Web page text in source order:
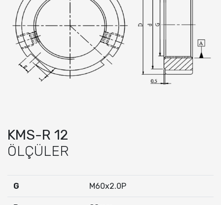
KMS-R 12
ÖLÇÜLER
G M60x2.0P